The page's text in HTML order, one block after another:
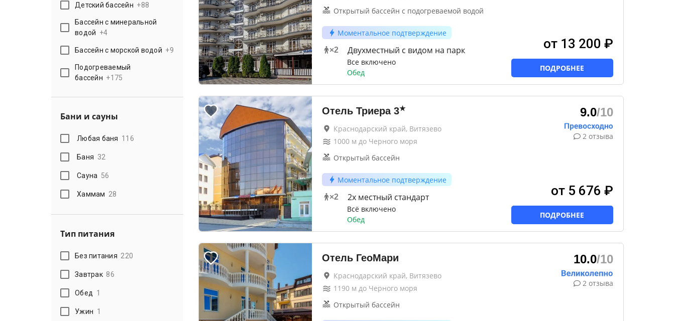
Детский бассейн +88
Бассейн с минеральной
водой +4
Бассейн с морской водой +9
Подогреваемый
бассейн +175
Бани и сауны
Любая баня 116
Баня 32
Сауна 56
Хаммам 28
Тип питания
Без питания 220
Завтрак 86
Обед 1
Ужин 1
Открытый бассейн с подогреваемой водой
Моментальное подтверждение
×2 Двухместный с видом на парк
Все включено
Обед
от 13 200 ₽
ПОДРОБНЕЕ
Отель Триера 3★
Краснодарский край, Витязево
1000м до Черного моря
Открытый бассейн
Моментальное подтверждение
×2 2х местный стандарт
Всё включено
Обед
9.0/10
2 отзыва
от 5 676 ₽
ПОДРОБНЕЕ
Отель ГеоМари
Краснодарский край, Витязево
1190м до Черного моря
Открытый бассейн
10.0/10
2 отзыва